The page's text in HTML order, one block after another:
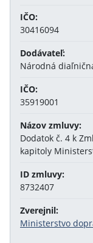
IČO:
30416094
Dodávateľ:
Národná
IČO:
35919001
Názov zmluvy:
Dodatok č. 4 k
kapitoly
ID zmluvy:
8732407
Zverejnil:
Ministerstvo